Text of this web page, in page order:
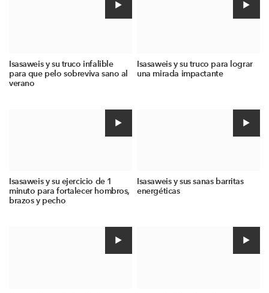
Isasaweis y su truco infalible
para que pelo sobreviva sano al
verano
Isasaweis y su truco para lograr
una mirada impactante
Isasaweis y su ejercicio de 1
minuto para fortalecer hombros,
brazos y pecho
Isasaweis y sus sanas barritas
energéticas